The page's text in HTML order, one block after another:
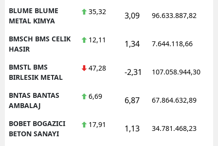
BLUME BLUME
METAL KIMYA
35,32 3,09 96.633.887,82
BMSCH BMS CELIK
HASIR
12,11 1,34 7.644.118,66
BMSTL BMS
BIRLESIK METAL
47,28 -2,31 107.058.944,30
BNTAS BANTAS
AMBALAJ
6,69 6,87 67.864.632,89
BOBET BOGAZICI
BETON SANAYI
17,91 1,13 34.781.468,23